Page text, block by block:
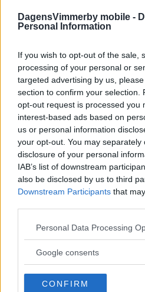
DagensVimmerby mobile -
Personal Information
If you wish to opt-out of the sale,
processing of your personal or
targeted advertising by us,
section to confirm your selection.
opt-out request is processed you
interest-based ads based on
us or personal information
your opt-out. You may
disclosure of your personal
IAB’s list of downstream
also be disclosed by us to third
Downstream Participants that
Please note that this website/app
not limited to your visit or usage
use your data for below specified
consent section.
Personal Data Processing
Google consents
CONFIRM
Kalmar län förlorar
– lokala politikerna
POLITIK 19 juli 2026 12.00
Annons:
Malin Sjölander vill
vård i alla steg
POLITIK 15 juli 2026 13.15